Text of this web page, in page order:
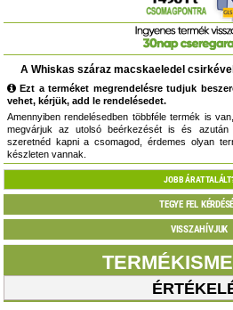
A Whiskas száraz macskaeledel
Ezt a terméket megrendelésre tudjuk
vehet, kérjük, add le rendelésedet.
Amennyiben rendelésedben többféle termék is
megvárjuk az utolsó beérkezését is és
szeretnéd kapni a csomagod, érdemes olyan
készleten vannak.
JOBB ÁRAT
TEGYE FEL
VISSZAHÍVJUK